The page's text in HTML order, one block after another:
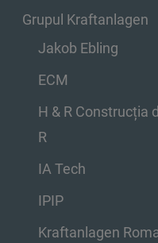
Grupul Kraftanlagen
Jakob Ebling
ECM
H & R Construcția
R
IA Tech
IPIP
Kraftanlagen